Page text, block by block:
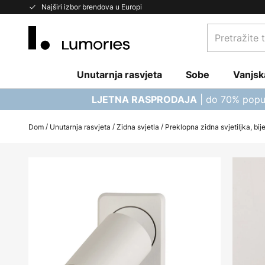
Najširi izbor brendova u Europi
Skip
Pretražite
trgovinu...
Unutarnja rasvjeta Sobe
LJETNA RASPRODAJA | do 70%
Dom Unutarnja rasvjeta Zidna svjetla Preklopna zidna svjetiljka,